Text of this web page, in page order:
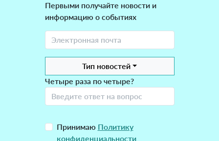
Первыми получайте новости и
информацию о событиях
Тип новостей
Четыре раза по четыре?
Принимаю Политику
конфиденциальности